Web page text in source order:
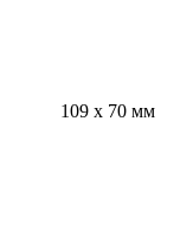
109 х 70 мм